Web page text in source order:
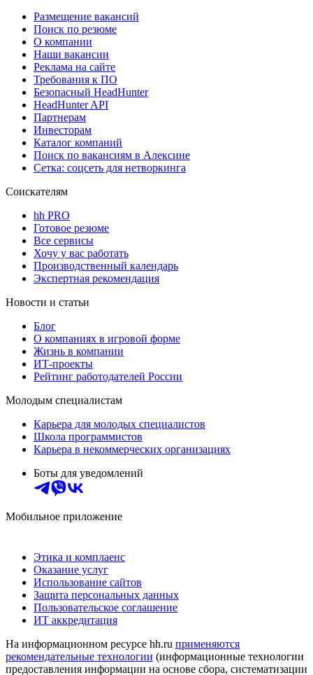
Размещение вакансий
Поиск по резюме
О компании
Наши вакансии
Реклама на сайте
Требования к ПО
Безопасный HeadHunter
HeadHunter API
Партнерам
Инвесторам
Каталог компаний
Поиск по вакансиям в Алексине
Сетка: соцсеть для нетворкинга
Соискателям
hh PRO
Готовое резюме
Все сервисы
Хочу у вас работать
Производственный календарь
Экспертная рекомендация
Новости и статьи
Блог
О компаниях в игровой форме
Жизнь в компании
ИТ-проекты
Рейтинг работодателей России
Молодым специалистам
Карьера для молодых специалистов
Школа программистов
Карьера в некоммерческих организациях
Боты для уведомлений
Мобильное приложение
Этика и комплаенс
Оказание услуг
Использование сайтов
Защита персональных данных
Пользовательское соглашение
ИТ аккредитация
На информационном ресурсе hh.ru применяются
рекомендательные технологии (информационные технологии
предоставления информации на основе сбора, систематизации